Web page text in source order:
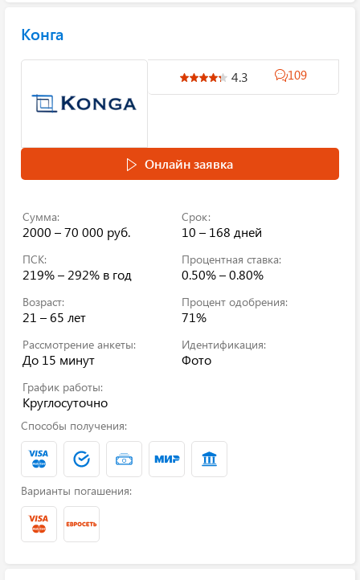
Конга
4.3 109
Онлайн заявка
Сумма:
2000 – 70 000 руб.
Срок:
10 – 168 дней
ПСК:
219% – 292% в год
Процентная ставка:
0.50% – 0.80%
Возраст:
21 – 65 лет
Процент одобрения:
71%
Рассмотрение анкеты:
До 15 минут
Идентификация:
Фото
График работы:
Круглосуточно
Способы получения:
Варианты погашения: